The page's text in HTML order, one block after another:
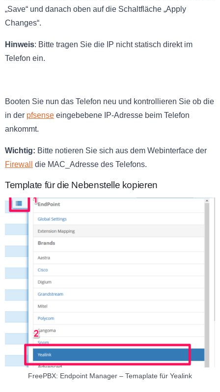
„Save“ und danach oben auf die Schaltfläche „Apply
Changes“.
Hinweis: Bitte tragen Sie die IP nicht statisch direkt im
Telefon ein.
Booten Sie nun das Telefon neu und kontrollieren Sie ob die
in der pfsense eingebebene IP-Adresse beim Telefon
ankommt.
Wichtig: Bitte notieren Sie sich aus dem Webinterface der
Firewall
die MAC_Adresse des Telefons.
Template für die Nebenstelle kopieren
FreePBX: Endpoint Manager – Temaplate für Yealink